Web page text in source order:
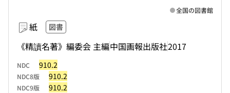
紙 図書
《精讀名著》編委会 主編中国画報出版社2017
全国の図書館
NDC 910.2
NDC8版 910.2
NDC9版 910.2